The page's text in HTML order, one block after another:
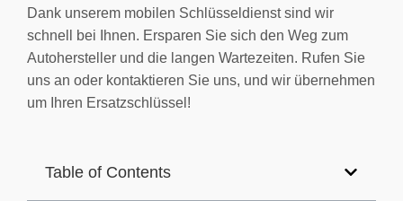
Dank unserem mobilen Schlüsseldienst sind wir
schnell bei Ihnen. Ersparen Sie sich den Weg zum
Autohersteller und die langen Wartezeiten. Rufen Sie
uns an oder kontaktieren Sie uns, und wir übernehmen
um Ihren Ersatzschlüssel!
Table of Contents